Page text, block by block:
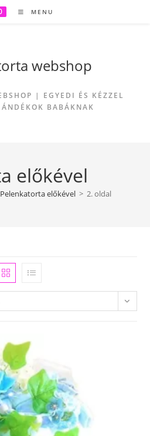
MENU
webshop
| EGYEDI ÉS KÉZZEL
BABÁKNAK
előkével
Pelenkatorta előkével > 2. oldal